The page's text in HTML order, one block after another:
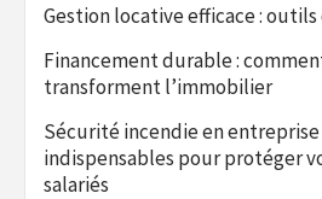
Gestion locative efficace :
Financement durable :
transforment l’immobilier
Sécurité incendie en
indispensables pour protéger
salariés